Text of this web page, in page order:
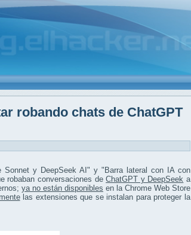
robando chats de ChatGPT
Sonnet y DeepSeek AI" y "Barra lateral con IA con
robaban conversaciones deChatGPT y DeepSeek a
ya no están disponibles en la Chrome Web Store
las extensiones que se instalan para proteger la